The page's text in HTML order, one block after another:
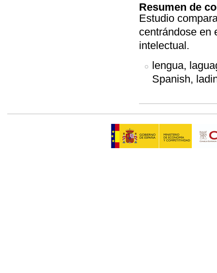
Resumen de
Estudio
centrándose en
intelectual.
lengua,
Spanish,